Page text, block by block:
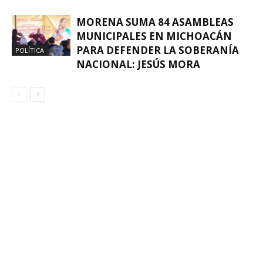
POLÍTICA
MORENA SUMA 84 ASAMBLEAS
MUNICIPALES EN MICHOACÁN
PARA DEFENDER LA SOBERANÍA
NACIONAL: JESÚS MORA